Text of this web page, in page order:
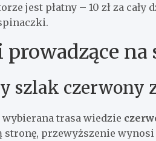
jest płatny – 10 zł za
prowadzące na
szlak czerwony
wybierana trasa wiedzie
stronę, przewyższenie wynosi